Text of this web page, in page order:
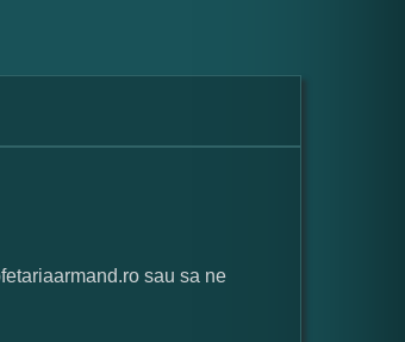
sau sa ne